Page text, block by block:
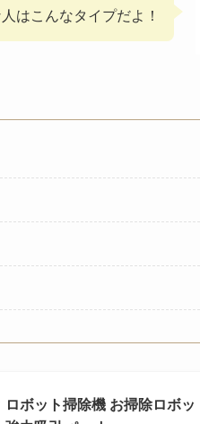
はこんなタイプだよ！
ボット掃除機 お掃除ロボッ